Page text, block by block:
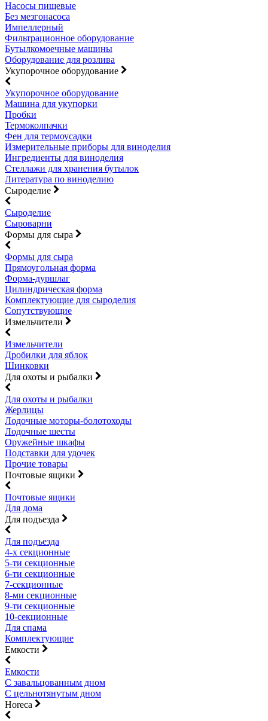
Насосы пищевые
Без мезгонасоса
Импеллерный
Фильтрационное оборудование
Бутылкомоечные машины
Оборудование для розлива
Укупорочное оборудование
Укупорочное оборудование
Машина для укупорки
Пробки
Термоколпачки
Фен для термоусадки
Измерительные приборы для виноделия
Ингредиенты для виноделия
Стеллажи для хранения бутылок
Литература по виноделию
Сыроделие
Сыроделие
Сыроварни
Формы для сыра
Формы для сыра
Прямоугольная форма
Форма-дуршлаг
Цилиндрическая форма
Комплектующие для сыроделия
Сопутствующие
Измельчители
Измельчители
Дробилки для яблок
Шинковки
Для охоты и рыбалки
Для охоты и рыбалки
Жерлицы
Лодочные моторы-болотоходы
Лодочные шесты
Оружейные шкафы
Подставки для удочек
Прочие товары
Почтовые ящики
Почтовые ящики
Для дома
Для подъезда
Для подъезда
4-х секционные
5-ти секционные
6-ти секционные
7-секционные
8-ми секционные
9-ти секционные
10-секционные
Для спама
Комплектующие
Емкости
Емкости
С завальцованным дном
С цельнотянутым дном
Horeca